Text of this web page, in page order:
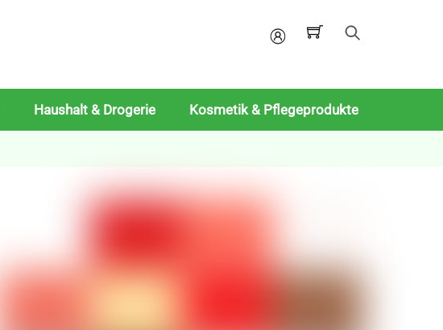
Mein
Haushalt & Drogerie Kosmetik & Pflegeprodukte